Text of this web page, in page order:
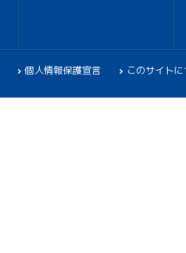
個人情報保護宣言 このサイト